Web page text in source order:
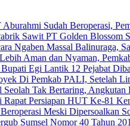
Sudah Beroperasi,
Sawit PT Golden Blossom
Ngaben Massal Balinuraga,
Aman dan Nyaman,
Egi Lantik 12 Pejabat
Di Pemkab PALI, Setelah
Seolah Tak Bertaring,
Persiapan HUT Ke-81
Meski Dipersoalkan
Sumsel Nomor 40 Tahun